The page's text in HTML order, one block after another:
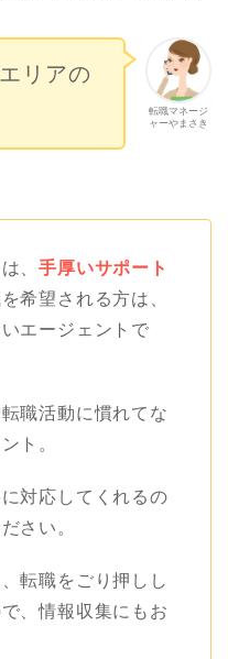
転職マネージ
ャーやまさき
リアの
は、手厚いサポート
希望される方は、
エージェントで
職活動に慣れてな
ト。
対応してくれるの
さい。
転職をごり押しし
、情報収集にもお